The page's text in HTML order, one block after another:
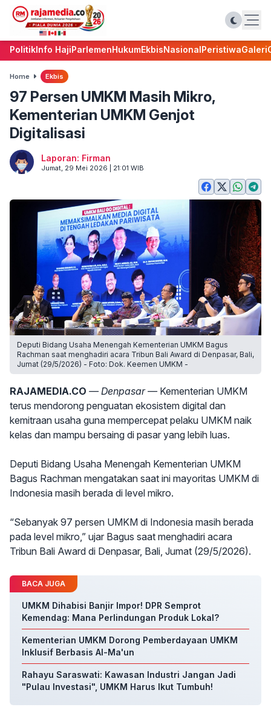
PolitikInfo HajiParlemenHukumEkbisNasionalPeristiwaGaleri
Home Ekbis
97 Persen UMKM Masih Mikro,
Kementerian UMKM Genjot
Digitalisasi
Laporan: Firman
Jumat, 29 Mei 2026 | 21:01 WIB
Deputi Bidang Usaha Menengah Kementerian UMKM Bagus
Rachman saat menghadiri acara Tribun Bali Award di Denpasar, Bali,
Jumat (29/5/2026) - Foto: Dok. Keemen UMKM -
RAJAMEDIA.CO — Denpasar — Kementerian UMKM
terus mendorong penguatan ekosistem digital dan
kemitraan usaha guna mempercepat pelaku UMKM naik
kelas dan mampu bersaing di pasar yang lebih luas.
Deputi Bidang Usaha Menengah Kementerian UMKM
Bagus Rachman mengatakan saat ini mayoritas UMKM di
Indonesia masih berada di level mikro.
“Sebanyak 97 persen UMKM di Indonesia masih berada
pada level mikro,” ujar Bagus saat menghadiri acara
Tribun Bali Award di Denpasar, Bali, Jumat (29/5/2026).
BACA JUGA
UMKM Dihabisi Banjir Impor! DPR Semprot
Kemendag: Mana Perlindungan Produk Lokal?
Kementerian UMKM Dorong Pemberdayaan UMKM
Inklusif Berbasis Al-Ma'un
Rahayu Saraswati: Kawasan Industri Jangan Jadi
"Pulau Investasi", UMKM Harus Ikut Tumbuh!